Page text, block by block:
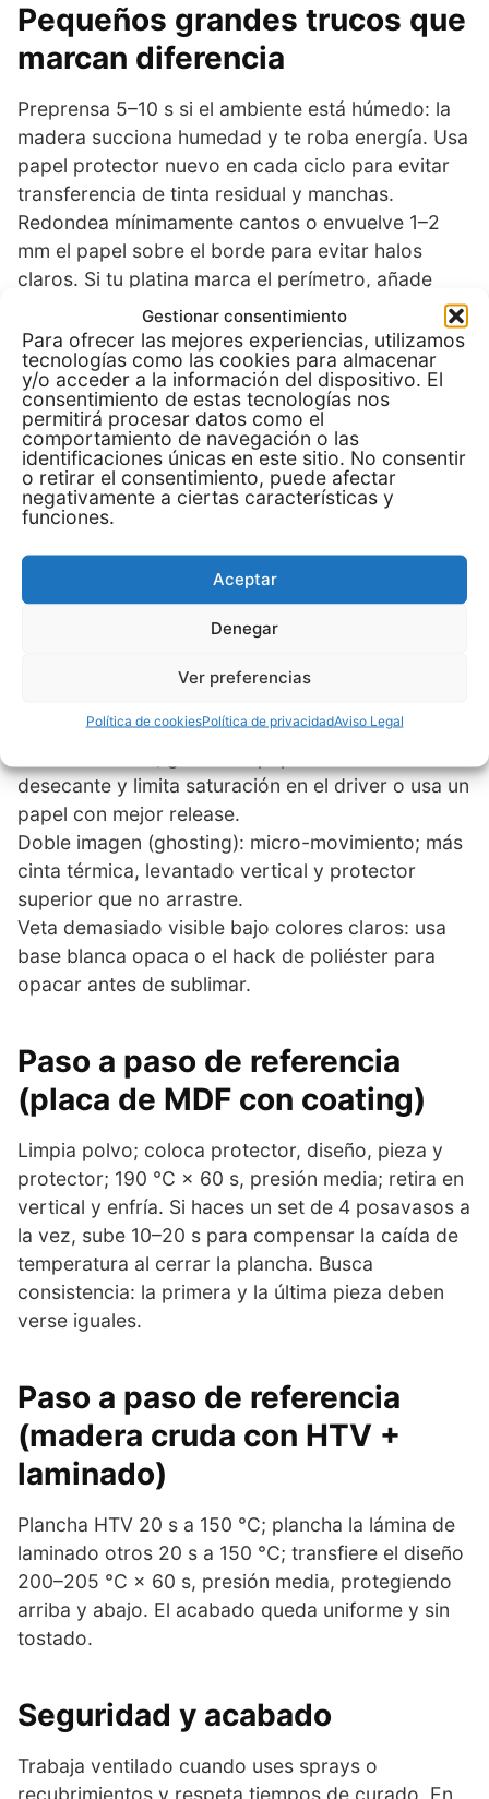
Gestionar consentimiento
Para ofrecer las mejores experiencias, utilizamos
tecnologías como las cookies para almacenar
y/o acceder a la información del dispositivo. El
consentimiento de estas tecnologías nos
permitirá procesar datos como el
comportamiento de navegación o las
identificaciones únicas en este sitio. No consentir
o retirar el consentimiento, puede afectar
negativamente a ciertas características y
funciones.
Aceptar
Denegar
Ver preferencias
Política de cookiesPolítica de privacidadAviso Legal
Pequeños grandes trucos que
marcan diferencia
Preprensa 5–10 s si el ambiente está húmedo: la
madera succiona humedad y te roba energía. Usa
papel protector nuevo en cada ciclo para evitar
transferencia de tinta residual y manchas.
Redondea mínimamente cantos o envuelve 1–2
mm el papel sobre el borde para evitar halos
claros. Si tu platina marca el perímetro, añade
pad de silicón o baja un punto la presión. En
piezas con pintura previa, lija y alisa la capa: las
crestas del rodillo se verán como sombras tras la
sublimación.
Diagnóstico rápido: problema
→ ajuste
Bordes amarillos o “tostados”: temperatura o
tiempo altos; baja 5–10 °C o 10–15 s y añade un
Zonas lavadas o pálidas: faltó energía real o el
coating es pobre; confirma con termómetro la
Bandas o nubes: papel ondulado por humedad o
desecante y limita saturación en el driver o usa un
papel con mejor release.
Doble imagen (ghosting): micro-movimiento; más
cinta térmica, levantado vertical y protector
superior que no arrastre.
Veta demasiado visible bajo colores claros: usa
base blanca opaca o el hack de poliéster para
opacar antes de sublimar.
Paso a paso de referencia
(placa de MDF con coating)
Limpia polvo; coloca protector, diseño, pieza y
protector; 190 °C × 60 s, presión media; retira en
vertical y enfría. Si haces un set de 4 posavasos a
la vez, sube 10–20 s para compensar la caída de
temperatura al cerrar la plancha. Busca
consistencia: la primera y la última pieza deben
verse iguales.
Paso a paso de referencia
(madera cruda con HTV +
laminado)
Plancha HTV 20 s a 150 °C; plancha la lámina de
laminado otros 20 s a 150 °C; transfiere el diseño
200–205 °C × 60 s, presión media, protegiendo
arriba y abajo. El acabado queda uniforme y sin
tostado.
Seguridad y acabado
Trabaja ventilado cuando uses sprays o
recubrimientos y respeta tiempos de curado. En